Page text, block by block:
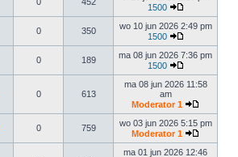
1500
0 350
wo 10 jun 2026 2:49 pm
1500
0 189
ma 08 jun 2026 7:36 pm
1500
0 613
ma 08 jun 2026 11:58
am
Moderator 1
0 759
wo 03 jun 2026 5:15 pm
Moderator 1
ma 01 jun 2026 12:46